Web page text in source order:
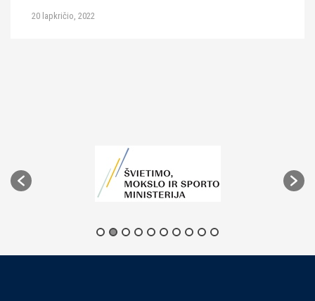
20 lapkričio, 2022